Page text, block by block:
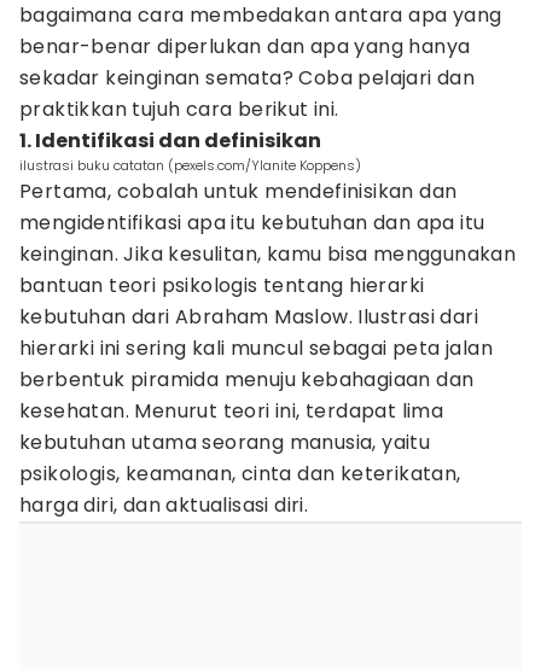
bagaimana cara membedakan antara apa yang
benar-benar diperlukan dan apa yang hanya
sekadar keinginan semata? Coba pelajari dan
praktikkan tujuh cara berikut ini.
1. Identifikasi dan definisikan
ilustrasi buku catatan (pexels.com/Ylanite Koppens)
Pertama, cobalah untuk mendefinisikan dan
mengidentifikasi apa itu kebutuhan dan apa itu
keinginan. Jika kesulitan, kamu bisa menggunakan
bantuan teori psikologis tentang hierarki
kebutuhan dari Abraham Maslow. Ilustrasi dari
hierarki ini sering kali muncul sebagai peta jalan
berbentuk piramida menuju kebahagiaan dan
kesehatan. Menurut teori ini, terdapat lima
kebutuhan utama seorang manusia, yaitu
psikologis, keamanan, cinta dan keterikatan,
harga diri, dan aktualisasi diri.